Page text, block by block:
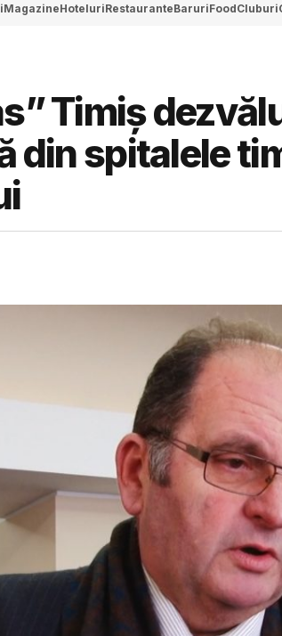
MagazineHoteluriRestauranteBaruriFoodCluburi
Timiș
din spitalele